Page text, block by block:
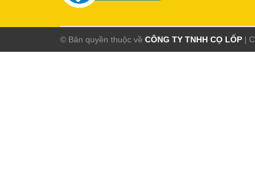
© Bản quyền thuộc về CÔNG TY TNHH CỌ LỐP |